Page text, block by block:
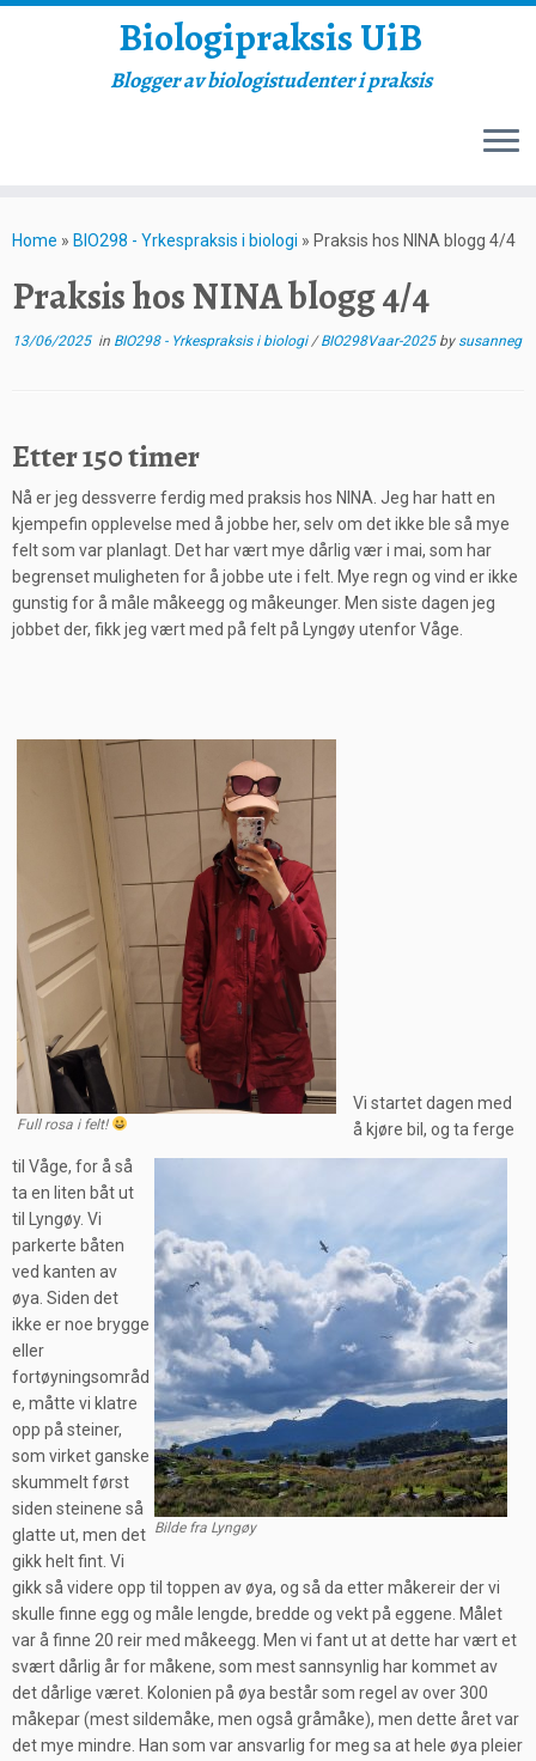
to
Biologipraksis UiB
Blogger av biologistudenter i praksis
Home » BIO298 - Yrkespraksis i biologi » Praksis hos NINA blogg 4/4
Praksis hos NINA blogg 4/4
13/06/2025in BIO298 - Yrkespraksis i biologi/BIO298Vaar-2025 by susanneg
Etter 150 timer
Nå er jeg dessverre ferdig med praksis hos NINA. Jeg har hatt en
kjempefin opplevelse med å jobbe her, selv om det ikke ble så mye
felt som var planlagt. Det har vært mye dårlig vær i mai, som har
begrenset muligheten for å jobbe ute i felt. Mye regn og vind er ikke
gunstig for å måle måkeegg og måkeunger. Men siste dagen jeg
jobbet der, fikk jeg vært med på felt på Lyngøy utenfor Våge.
Full rosa i felt!
Bilde fra Lyngøy
Vi startet dagen med
å kjøre bil, og ta ferge
til Våge, for å så
ta en liten båt ut
til Lyngøy. Vi
parkerte båten
ved kanten av
øya. Siden det
ikke er noe brygge
eller
fortøyningsområd
e, måtte vi klatre
opp på steiner,
som virket ganske
skummelt først
siden steinene så
glatte ut, men det
gikk helt fint. Vi
gikk så videre opp til toppen av øya, og så da etter måkereir der vi
skulle finne egg og måle lengde, bredde og vekt på eggene. Målet
var å finne 20 reir med måkeegg. Men vi fant ut at dette har vært et
svært dårlig år for måkene, som mest sannsynlig har kommet av
det dårlige været. Kolonien på øya består som regel av over 300
måkepar (mest sildemåke, men også gråmåke), men dette året var
det mye mindre. Han som var ansvarlig for meg sa at hele øya pleier